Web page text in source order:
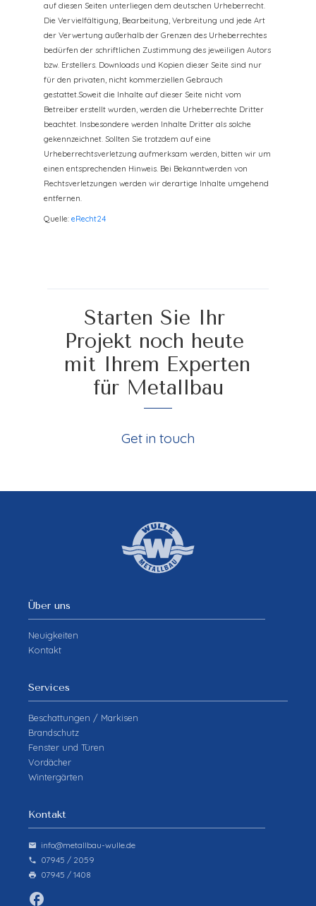
auf diesen Seiten unterliegen dem deutschen Urheberrecht.
Die Vervielfältigung, Bearbeitung, Verbreitung und jede Art
der Verwertung außerhalb der Grenzen des Urheberrechtes
bedürfen der schriftlichen Zustimmung des jeweiligen Autors
bzw. Erstellers. Downloads und Kopien dieser Seite sind nur
für den privaten, nicht kommerziellen Gebrauch
gestattet.Soweit die Inhalte auf dieser Seite nicht vom
Betreiber erstellt wurden, werden die Urheberrechte Dritter
beachtet. Insbesondere werden Inhalte Dritter als solche
gekennzeichnet. Sollten Sie trotzdem auf eine
Urheberrechtsverletzung aufmerksam werden, bitten wir um
einen entsprechenden Hinweis. Bei Bekanntwerden von
Rechtsverletzungen werden wir derartige Inhalte umgehend
entfernen.
Quelle:eRecht24
Starten Sie Ihr
Projekt noch heute
mit Ihrem Experten
für Metallbau
Get in touch
Über uns
Neuigkeiten
Kontakt
Services
Beschattungen / Markisen
Brandschutz
Fenster und Türen
Vordächer
Wintergärten
Kontakt
email info@metallbau-wulle.de
phone 07945 / 2059
print 07945 / 1408
facebook